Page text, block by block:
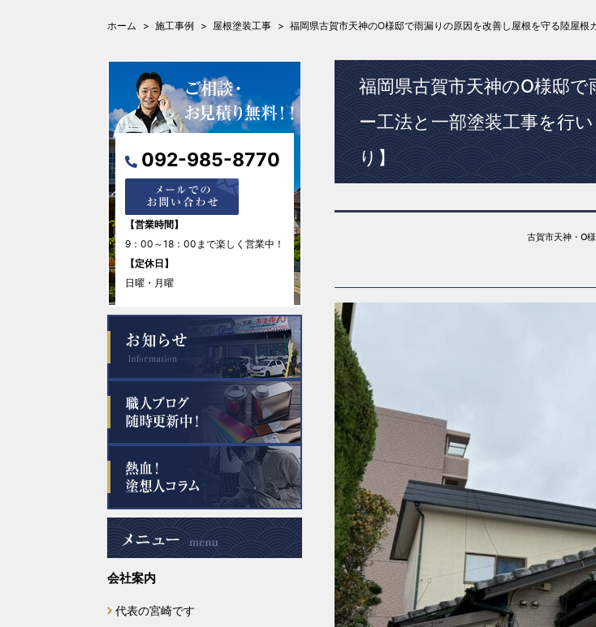
ホーム 施工事例 屋根塗装工事 福岡県古賀市天神のO様邸で雨漏りの原因を改善し屋根を守る陸屋
福岡県古賀市天神のO様邸
ー工法と一部塗装工事を行
り】
古賀市天神・O
092-985-8770
【営業時間】
9：00～18：00まで楽しく営業中！
【定休日】
日曜・月曜
会社案内
代表の宮崎です